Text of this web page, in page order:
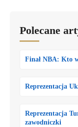
Polecane
Finał NBA: Kto
Reprezentacja
Reprezentacja
zawodniczki